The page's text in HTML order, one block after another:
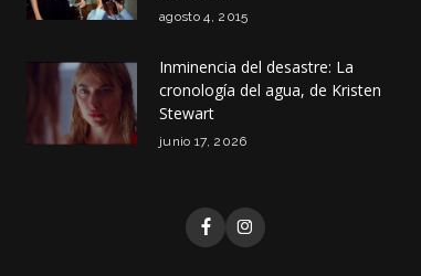
agosto 4, 2015
Inminencia del desastre: La
cronología del agua, de Kristen
Stewart
junio 17, 2026